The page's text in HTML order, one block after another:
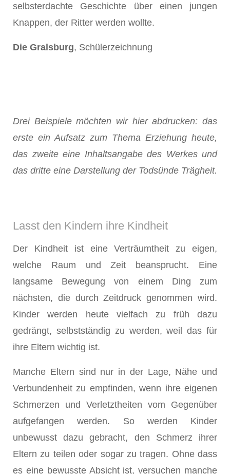
selbsterdachte Geschichte über einen jungen
Knappen, der Ritter werden wollte.
Die Gralsburg, Schülerzeichnung
Drei Beispiele möchten wir hier abdrucken: das
erste ein Aufsatz zum Thema Erziehung heute,
das zweite eine Inhaltsangabe des Werkes und
das dritte eine Darstellung der Todsünde Trägheit.
Lasst den Kindern ihre Kindheit
Der Kindheit ist eine Verträumtheit zu eigen,
welche Raum und Zeit beansprucht. Eine
langsame Bewegung von einem Ding zum
nächsten, die durch Zeitdruck genommen wird.
Kinder werden heute vielfach zu früh dazu
gedrängt, selbstständig zu werden, weil das für
ihre Eltern wichtig ist.
Manche Eltern sind nur in der Lage, Nähe und
Verbundenheit zu empfinden, wenn ihre eigenen
Schmerzen und Verletztheiten vom Gegenüber
aufgefangen werden. So werden Kinder
unbewusst dazu gebracht, den Schmerz ihrer
Eltern zu teilen oder sogar zu tragen. Ohne dass
es eine bewusste Absicht ist, versuchen manche